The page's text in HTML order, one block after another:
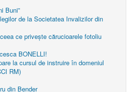
Buni”
de la Societatea Invalizilor din
ce privește cărucioarele fotoliu
BONELLI!
la cursul de instruire în domeniul
RM)
din Bender